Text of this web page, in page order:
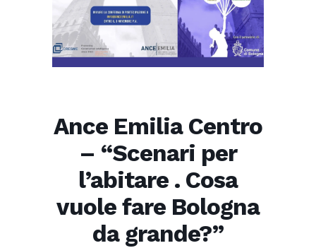
Ance Emilia Centro
– “Scenari per
l’abitare . Cosa
vuole fare Bologna
da grande?”